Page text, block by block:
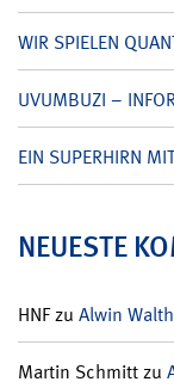
WIR SPIELEN
UVUMBUZI –
EIN SUPERHIRN
NEUESTE
HNFzu Alwin
Martin Schmittzu